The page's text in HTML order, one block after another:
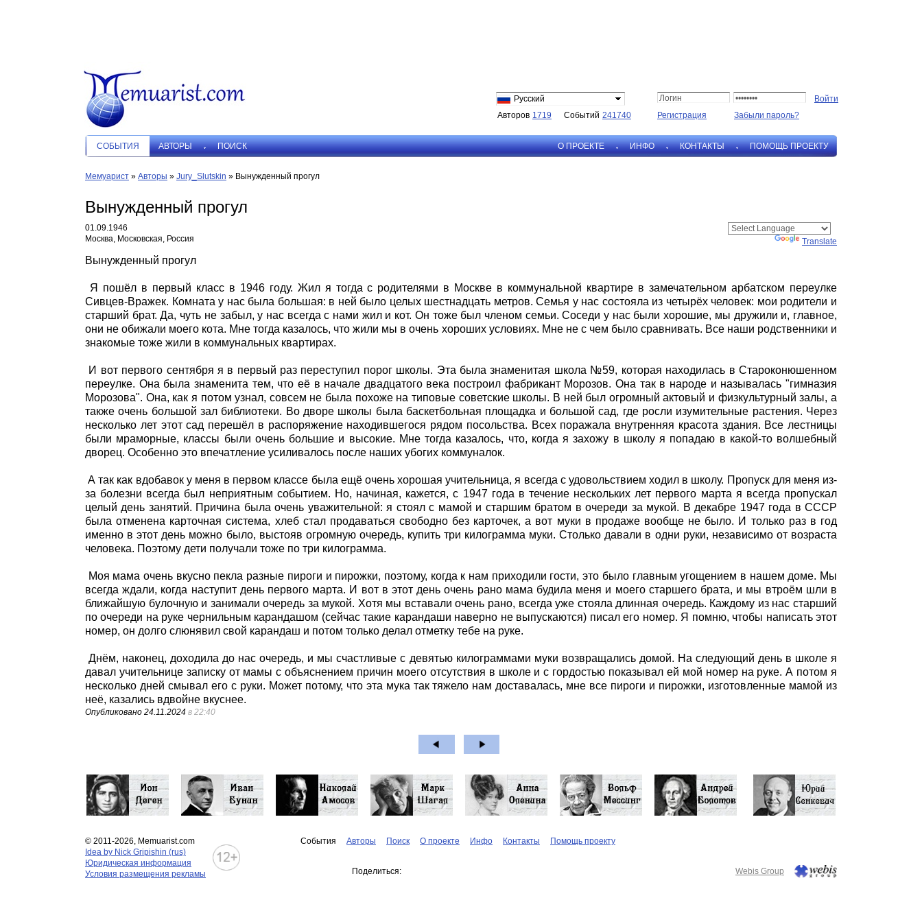
Русский
Авторов 1719 Событий 241740 Регистрация Забыли пароль?
СОБЫТИЯ АВТОРЫ ПОИСК О ПРОЕКТЕ ИНФО КОНТАКТЫ ПОМОЩЬ ПРОЕКТУ
Мемуарист » Авторы » Jury_Slutskin » Вынужденный прогул
Вынужденный прогул
01.09.1946
Москва, Московская, Россия
Translate
Вынужденный прогул
Я пошёл в первый класс в 1946 году. Жил я тогда с родителями в Москве в коммунальной квартире в замечательном арбатском переулке
Сивцев-Вражек. Комната у нас была большая: в ней было целых шестнадцать метров. Семья у нас состояла из четырёх человек: мои родители и
старший брат. Да, чуть не забыл, у нас всегда с нами жил и кот. Он тоже был членом семьи. Соседи у нас были хорошие, мы дружили и, главное,
они не обижали моего кота. Мне тогда казалось, что жили мы в очень хороших условиях. Мне не с чем было сравнивать. Все наши родственники и
знакомые тоже жили в коммунальных квартирах.
И вот первого сентября я в первый раз переступил порог школы. Эта была знаменитая школа №59, которая находилась в Староконюшенном
переулке. Она была знаменита тем, что её в начале двадцатого века построил фабрикант Морозов. Она так в народе и называлась "гимназия
Морозова". Она, как я потом узнал, совсем не была похоже на типовые советские школы. В ней был огромный актовый и физкультурный залы, а
также очень большой зал библиотеки. Во дворе школы была баскетбольная площадка и большой сад, где росли изумительные растения. Через
несколько лет этот сад перешёл в распоряжение находившегося рядом посольства. Всех поражала внутренняя красота здания. Все лестницы
были мраморные, классы были очень большие и высокие. Мне тогда казалось, что, когда я захожу в школу я попадаю в какой-то волшебный
дворец. Особенно это впечатление усиливалось после наших убогих коммуналок.
А так как вдобавок у меня в первом классе была ещё очень хорошая учительница, я всегда с удовольствием ходил в школу. Пропуск для меня из-
за болезни всегда был неприятным событием. Но, начиная, кажется, с 1947 года в течение нескольких лет первого марта я всегда пропускал
целый день занятий. Причина была очень уважительной: я стоял с мамой и старшим братом в очереди за мукой. В декабре 1947 года в СССР
была отменена карточная система, хлеб стал продаваться свободно без карточек, а вот муки в продаже вообще не было. И только раз в год
именно в этот день можно было, выстояв огромную очередь, купить три килограмма муки. Столько давали в одни руки, независимо от возраста
человека. Поэтому дети получали тоже по три килограмма.
Моя мама очень вкусно пекла разные пироги и пирожки, поэтому, когда к нам приходили гости, это было главным угощением в нашем доме. Мы
всегда ждали, когда наступит день первого марта. И вот в этот день очень рано мама будила меня и моего старшего брата, и мы втроём шли в
ближайшую булочную и занимали очередь за мукой. Хотя мы вставали очень рано, всегда уже стояла длинная очередь. Каждому из нас старший
по очереди на руке чернильным карандашом (сейчас такие карандаши наверно не выпускаются) писал его номер. Я помню, чтобы написать этот
номер, он долго слюнявил свой карандаш и потом только делал отметку тебе на руке.
Днём, наконец, доходила до нас очередь, и мы счастливые с девятью килограммами муки возвращались домой. На следующий день в школе я
давал учительнице записку от мамы с объяснением причин моего отсутствия в школе и с гордостью показывал ей мой номер на руке. А потом я
несколько дней смывал его с руки. Может потому, что эта мука так тяжело нам доставалась, мне все пироги и пирожки, изготовленные мамой из
неё, казались вдвойне вкуснее.
Опубликовано 24.11.2024 в 22:40
© 2011-2026, Memuarist.com
Idea by Nick Gripishin (rus)
Юридическая информация
Условия размещения рекламы
События Авторы Поиск О проекте Инфо Контакты Помощь проекту
Поделиться: Webis Group